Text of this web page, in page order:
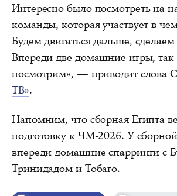
Интересно было посмотреть на
команды, которая участвует в
Будем двигаться дальше,
Впереди две домашние игры, так
посмотрим», — приводит слова
ТВ».
Напомним, что сборная Египта
подготовку к ЧМ-2026. У
впереди домашние спарринги с
Тринидадом и Тобаго.